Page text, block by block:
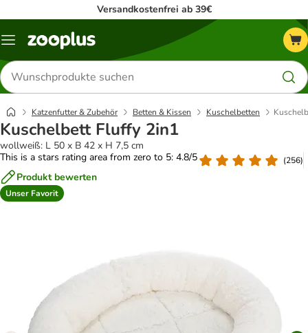
Versandkostenfrei ab 39€
Menü
Produkte
suchen
Katzenfutter & Zubehör Betten & Kissen Kuschelbetten
Kuschelbett Fluffy 2in1
wollweiß: L 50 x B 42 x H 7,5 cm
This is a stars rating area from zero to 5: 4.8/5
(256)
Produkt bewerten
Unser Favorit